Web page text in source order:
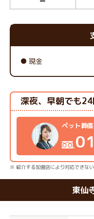
現金
ペット葬
深夜、早朝でも24
※ 紹介する加盟店により対応できない
東仙